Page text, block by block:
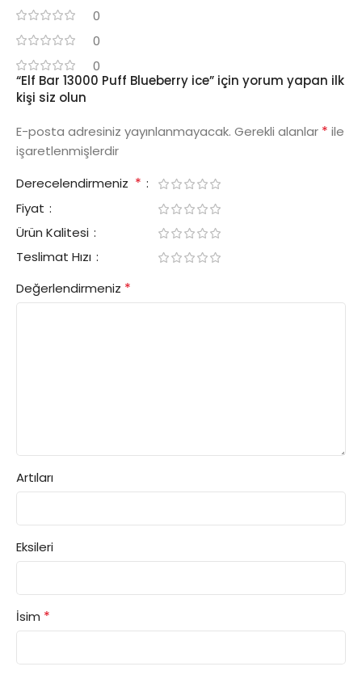
0
0
0
“Elf Bar 13000 Puff Blueberry ice” için yorum yapan ilk
kişi siz olun
E-posta adresiniz yayınlanmayacak. Gerekli alanlar * ile
işaretlenmişlerdir
Derecelendirmeniz *
Fiyat
Ürün Kalitesi
Teslimat Hızı
Değerlendirmeniz *
Artıları
Eksileri
İsim *